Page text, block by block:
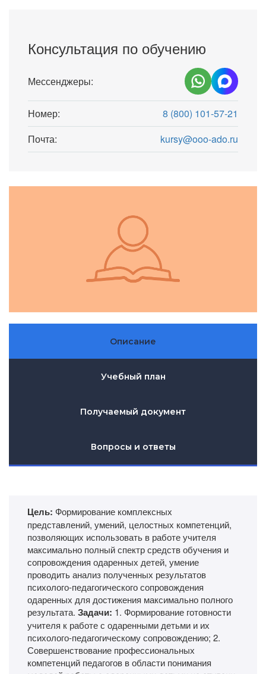
Консультация по обучению
Мессенджеры:
Номер:
8 (800) 101-57-21
Почта:
kursy@ooo-ado.ru
Описание
Учебный план
Получаемый документ
Вопросы и ответы
Цель: Формирование комплексных
представлений, умений, целостных компетенций,
позволяющих использовать в работе учителя
максимально полный спектр средств обучения и
сопровождения одаренных детей, умение
проводить анализ полученных результатов
психолого-педагогического сопровождения
одаренных для достижения максимально полного
результата. Задачи: 1. Формирование готовности
учителя к работе с одаренными детьми и их
психолого-педагогическому сопровождению; 2.
Совершенствование профессиональных
компетенций педагогов в области понимания